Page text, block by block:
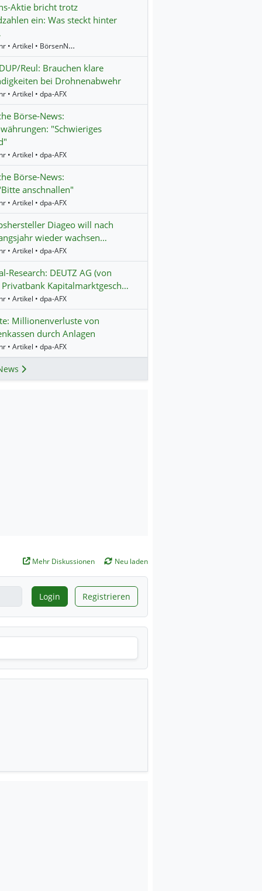
Aktie bricht trotz
ein: Was steckt hinter
14:19 Uhr • Artikel • BörsenNEWS.de
Reul: Brauchen klare
bei Drohnenabwehr
• Artikel • dpa-AFX
Börse-News:
"Schwieriges
• Artikel • dpa-AFX
Börse-News:
anschnallen"
• Artikel • dpa-AFX
Diageo will nach
wieder wachsen…
• Artikel • dpa-AFX
Research: DEUTZ AG (von
Kapitalmarktgesch…
• Artikel • dpa-AFX
Millionenverluste von
durch Anlagen
• Artikel • dpa-AFX
Mehr Diskussionen Neu laden
Login Registrieren